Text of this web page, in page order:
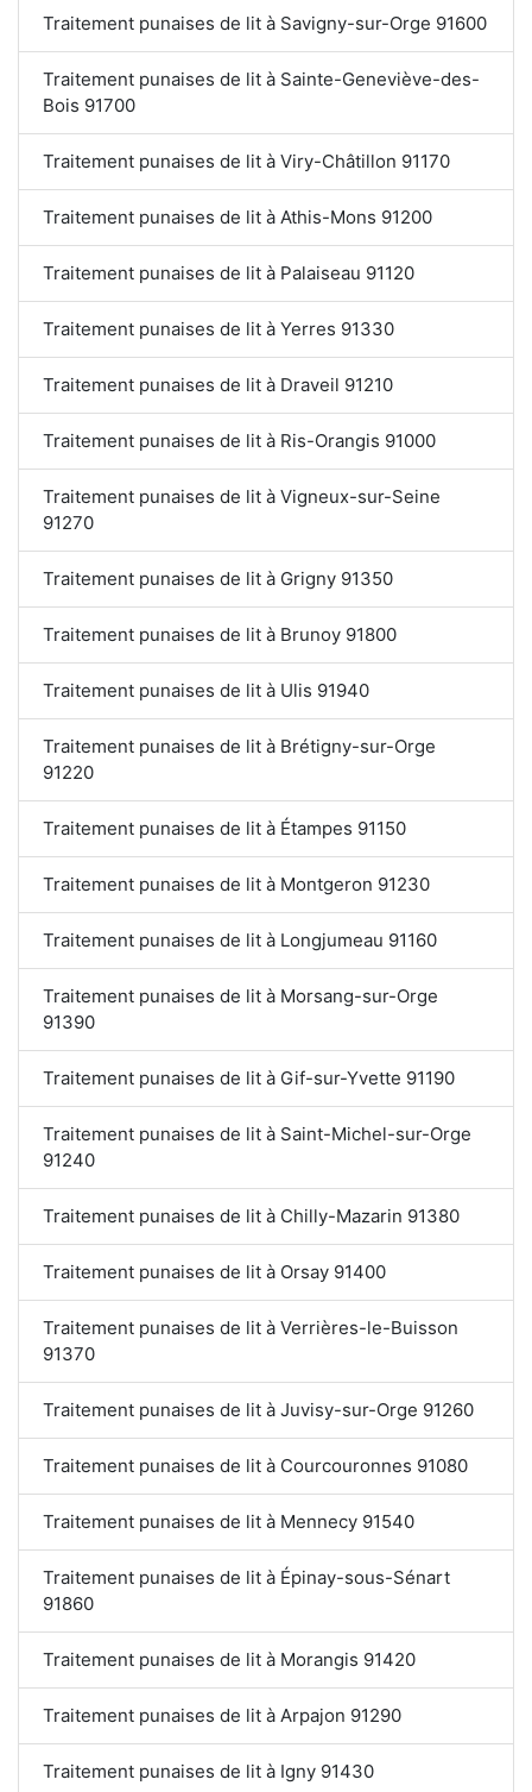
Traitement punaises de lit à Savigny-sur-Orge 91600
Traitement punaises de lit à Sainte-Geneviève-des-
Bois 91700
Traitement punaises de lit à Viry-Châtillon 91170
Traitement punaises de lit à Athis-Mons 91200
Traitement punaises de lit à Palaiseau 91120
Traitement punaises de lit à Yerres 91330
Traitement punaises de lit à Draveil 91210
Traitement punaises de lit à Ris-Orangis 91000
Traitement punaises de lit à Vigneux-sur-Seine
91270
Traitement punaises de lit à Grigny 91350
Traitement punaises de lit à Brunoy 91800
Traitement punaises de lit à Ulis 91940
Traitement punaises de lit à Brétigny-sur-Orge
91220
Traitement punaises de lit à Étampes 91150
Traitement punaises de lit à Montgeron 91230
Traitement punaises de lit à Longjumeau 91160
Traitement punaises de lit à Morsang-sur-Orge
91390
Traitement punaises de lit à Gif-sur-Yvette 91190
Traitement punaises de lit à Saint-Michel-sur-Orge
91240
Traitement punaises de lit à Chilly-Mazarin 91380
Traitement punaises de lit à Orsay 91400
Traitement punaises de lit à Verrières-le-Buisson
91370
Traitement punaises de lit à Juvisy-sur-Orge 91260
Traitement punaises de lit à Courcouronnes 91080
Traitement punaises de lit à Mennecy 91540
Traitement punaises de lit à Épinay-sous-Sénart
91860
Traitement punaises de lit à Morangis 91420
Traitement punaises de lit à Arpajon 91290
Traitement punaises de lit à Igny 91430